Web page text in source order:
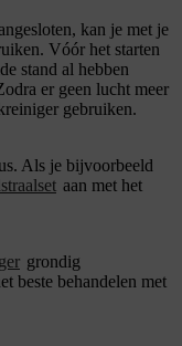
kan je met je
Vóór het starten
stand al hebben
er geen lucht meer
gebruiken.
Als je bijvoorbeeld
aan met het
grondig
beste behandelen met